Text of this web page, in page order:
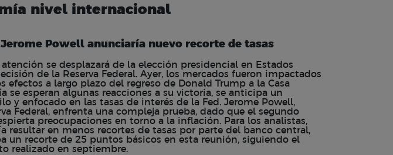
nivel internacional
Jerome Powell anunciaría nuevo recorte de tasas
atención se desplazará de la elección presidencial en Estados
de la Reserva Federal. Ayer, los mercados fueron impactados
efectos a largo plazo del regreso de Donald Trump a la Casa
se esperan algunas reacciones a su victoria, se anticipa un
y enfocado en las tasas de interés de la Fed. Jerome Powell,
Federal, enfrenta una compleja prueba, dado que el segundo
preocupaciones en torno a la inflación. Para los analistas,
resultar en menos recortes de tasas por parte del banco central,
un recorte de 25 puntos básicos en esta reunión, siguiendo el
realizado en septiembre.